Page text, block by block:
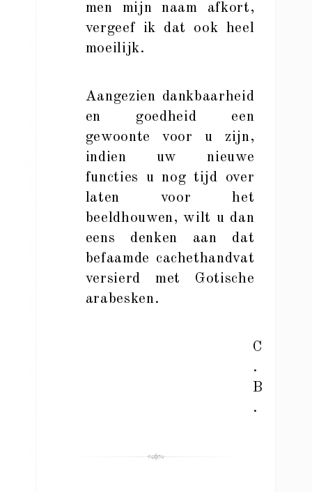
men mijn naam afkort,
vergeef ik dat ook heel
moeilijk.
Aangezien dankbaarheid
en goedheid een
gewoonte voor u zijn,
indien uw nieuwe
functies u nog tijd over
laten voor het
beeldhouwen, wilt u dan
eens denken aan dat
befaamde cachethandvat
versierd met Gotische
arabesken.
C
.
B
.